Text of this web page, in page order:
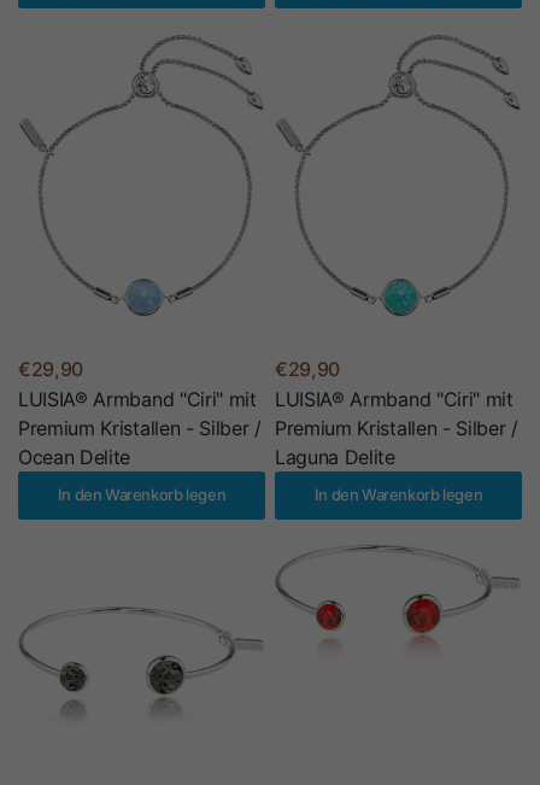
€29,90
LUISIA® Armband "Ciri" mit
Premium Kristallen - Silber /
Ocean Delite
In den Warenkorb legen
€29,90
LUISIA® Armband "Ciri" mit
Premium Kristallen - Silber /
Laguna Delite
In den Warenkorb legen